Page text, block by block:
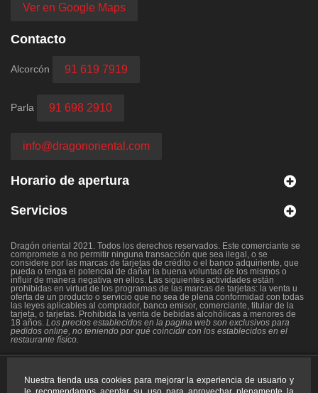
Nuestra tienda usa cookies para mejorar la experiencia de usuario y
Ver en Google Maps
Contacto
Alcorcón 91 619 7919
Parla 91 698 2910
info@dragonoriental.com
Horario de apertura
Servicios
Dragón oriental 2021. Todos los derechos reservados. Este comerciante se
compromete a no permitir ninguna transacción que sea ilegal, o se
considere por las marcas de tarjetas de crédito o el banco adquiriente, que
pueda o tenga el potencial de dañar la buena voluntad de los mismos o
influir de manera negativa en ellos. Las siguientes actividades están
prohibidas en virtud de los programas de las marcas de tarjetas: la venta u
oferta de un producto o servicio que no sea de plena conformidad con todas
las leyes aplicables al comprador, banco emisor, comerciante, titular de la
tarjeta, o tarjetas. Prohibida la venta de bebidas alcohólicas a menores de
18 años. Los precios establecidos en la pagina web son exclusivos para
pedidos online, no teniendo por qué coincidir con los establecidos en el
restaurante físico.
Copyright 2021 - Todos los
derechos reservados.